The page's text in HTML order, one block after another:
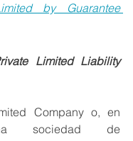
by Guarantee
Limited Liability
Company o, en
sociedad de